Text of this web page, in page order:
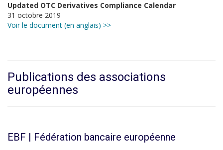
Updated OTC Derivatives Compliance Calendar
31 octobre 2019
Voir le document (en anglais) >>
Publications des associations
européennes
EBF | Fédération bancaire européenne